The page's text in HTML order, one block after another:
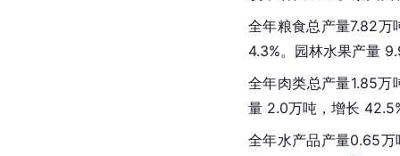
全年粮食总产量7.82
4.3%。园林水果产量
全年肉类总产量1.85
量 2.0万吨，增长
全年水产品产量0.65万